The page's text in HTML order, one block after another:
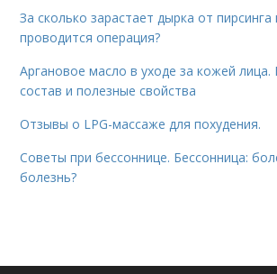
За сколько зарастает дырка от пирсинга
проводится операция?
Аргановое масло в уходе за кожей лица.
состав и полезные свойства
Отзывы о LPG-массаже для похудения.
Советы при бессоннице. Бессонница:
болезнь?